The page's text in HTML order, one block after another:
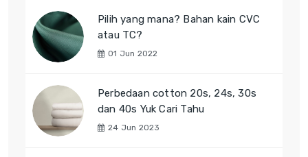
Pilih yang mana? Bahan kain CVC
atau TC?
01 Jun 2022
Perbedaan cotton 20s, 24s, 30s
dan 40s Yuk Cari Tahu
24 Jun 2023